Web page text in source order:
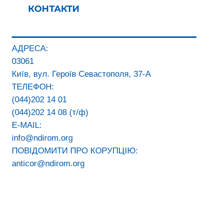
КОНТАКТИ
АДРЕСА:
03061
Київ, вул. Героїв Севастополя, 37-А
ТЕЛЕФОН:
(044)202 14 01
(044)202 14 08 (т/ф)
E-MAIL:
info@ndirom.org
ПОВІДОМИТИ ПРО КОРУПЦІЮ:
anticor@ndirom.org